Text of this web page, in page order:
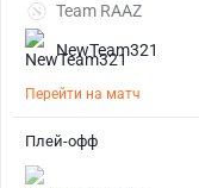
Team RAAZ
NewTeam321
Перейти на матч
Плей-офф